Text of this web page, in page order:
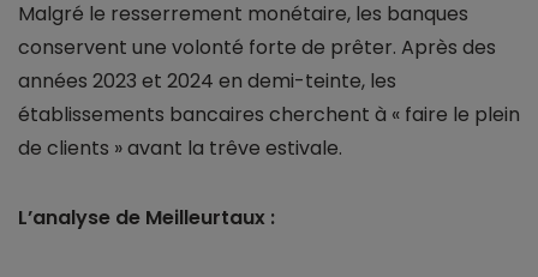
Malgré le resserrement monétaire, les banques
conservent une volonté forte de prêter. Après des
années 2023 et 2024 en demi-teinte, les
établissements bancaires cherchent à « faire le plein
de clients » avant la trêve estivale.
L’analyse de Meilleurtaux :